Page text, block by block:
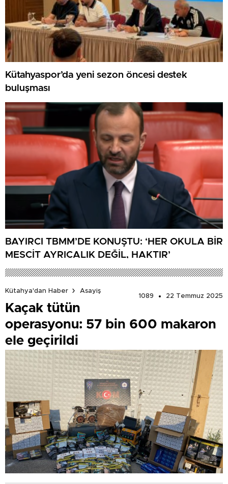
Kütahyaspor’da yeni sezon öncesi destek
buluşması
BAYIRCI TBMM’DE KONUŞTU: ‘HER OKULA BİR
MESCİT AYRICALIK DEĞİL, HAKTIR’
Kütahya'dan Haber
Asayiş
1089
22 Temmuz 2025
Kaçak tütün
operasyonu: 57 bin 600 makaron
ele geçirildi